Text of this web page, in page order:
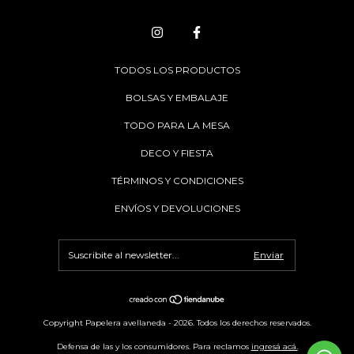
TODOS LOS PRODUCTOS
BOLSAS Y EMBALAJE
TODO PARA LA MESA
DECO Y FIESTA
TÉRMINOS Y CONDICIONES
ENVÍOS Y DEVOLUCIONES
Copyright Papelera avellaneda - 2026. Todos los derechos reservados.
Defensa de las y los consumidores. Para reclamos ingresá acá.